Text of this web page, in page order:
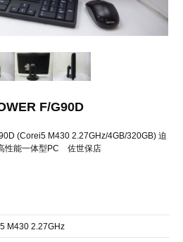
F/G90D
(Corei5 M430 2.27GHz/4GB/320GB) 迫
性能一体型PC 佐世保店
M430 2.27GHz